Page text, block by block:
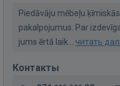
Piedāvāju mēbeļu
pakalpojumus. Par
jums ērtā laik... читать
Контакты